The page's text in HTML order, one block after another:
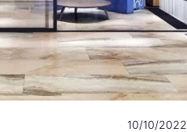
10/10/2022